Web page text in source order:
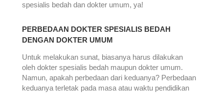
spesialis bedah dan dokter umum, ya!
PERBEDAAN DOKTER SPESIALIS BEDAH
DENGAN DOKTER UMUM
Untuk melakukan sunat, biasanya harus dilakukan
oleh dokter spesialis bedah maupun dokter umum.
Namun, apakah perbedaan dari keduanya? Perbedaan
keduanya terletak pada masa atau waktu pendidikan